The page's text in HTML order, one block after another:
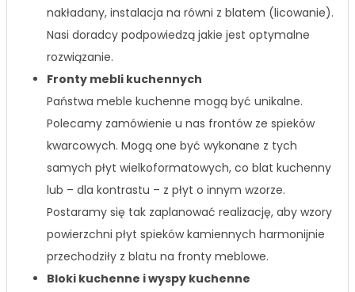
nakładany, instalacja na równi z blatem (licowanie).
Nasi doradcy podpowiedzą jakie jest optymalne
rozwiązanie.
Fronty mebli kuchennych
Państwa meble kuchenne mogą być unikalne.
Polecamy zamówienie u nas frontów ze spieków
kwarcowych. Mogą one być wykonane z tych
samych płyt wielkoformatowych, co blat kuchenny
lub – dla kontrastu – z płyt o innym wzorze.
Postaramy się tak zaplanować realizację, aby wzory
powierzchni płyt spieków kamiennych harmonijnie
przechodziły z blatu na fronty meblowe.
Bloki kuchenne i wyspy kuchenne